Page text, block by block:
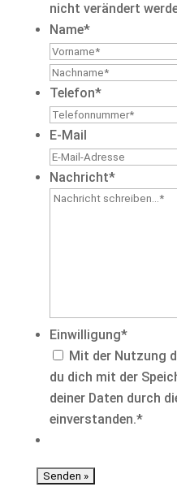
nicht verändert
Name*
Telefon*
E-Mail
Nachricht*
Einwilligung*
Mit der Nutzung
du dich mit der
deiner Daten durch
einverstanden.*